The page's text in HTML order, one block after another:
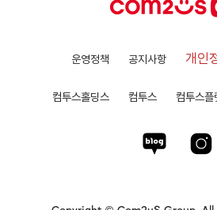
운영정책 공지사항 개인
컴투스홀딩스 컴투스 컴투스플